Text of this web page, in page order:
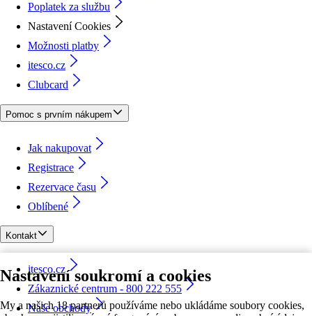
Nastavení soukromí a cookies
My a našich 18 partnerů používáme nebo ukládáme soubory cookies,
Poplatek za službu
Nastavení Cookies
Možnosti platby
itesco.cz
Clubcard
Pomoc s prvním nákupem
Jak nakupovat
Registrace
Rezervace času
Oblíbené
Kontakt
itesco.cz
Zákaznické centrum - 800 222 555
Naše obchody